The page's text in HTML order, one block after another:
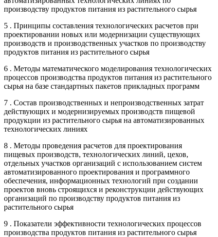
производству продуктов питания из растительного сырья
5 . Принципы составления технологических расчетов при
проектировании новых или модернизации существующих
производств и производственных участков по производству
продуктов питания из растительного сырья
6 . Методы математического моделирования технологических
процессов производства продуктов питания из растительного
сырья на базе стандартных пакетов прикладных программ
7 . Состав производственных и непроизводственных затрат
действующих и модернизируемых производств пищевой
продукции из растительного сырья на автоматизированных
технологических линиях
8 . Методы проведения расчетов для проектирования
пищевых производств, технологических линий, цехов,
отдельных участков организаций с использованием систем
автоматизированного проектирования и программного
обеспечения, информационных технологий при создании
проектов вновь строящихся и реконструкции действующих
организаций по производству продуктов питания из
растительного сырья
9 . Показатели эффективности технологических процессов
производства продуктов питания из растительного сырья